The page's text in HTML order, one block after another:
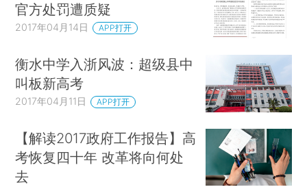
官方处罚遭质疑
2017年04月14日 APP打开
衡水中学入浙风波：超级县中
叫板新高考
2017年04月11日 APP打开
【解读2017政府工作报告】高
考恢复四十年 改革将向何处
去